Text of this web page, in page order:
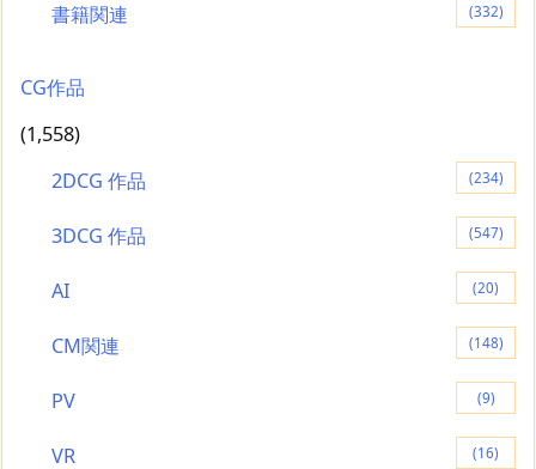
書籍関連 (332)
CG作品
(1,558)
2DCG 作品
(234)
3DCG 作品 (547)
AI (20)
CM関連 (148)
PV (9)
VR (16)